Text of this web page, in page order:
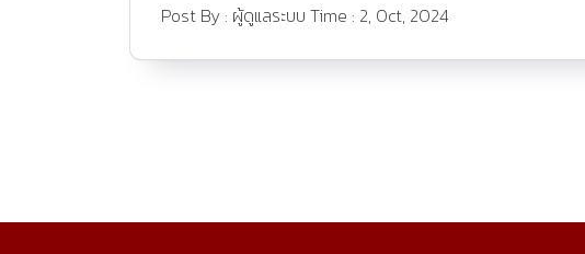
Post By : ผู้ดูแลระบบ Time : 2, Oct, 2024